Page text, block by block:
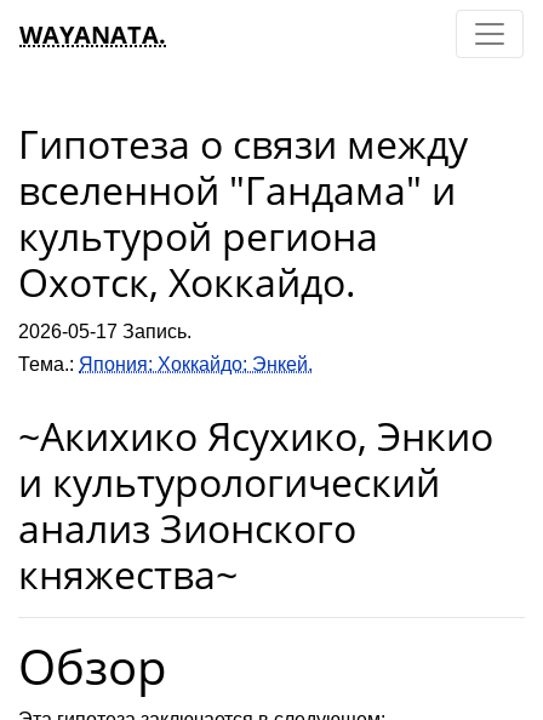
WAYANATA.
Гипотеза о связи между
вселенной "Гандама" и
культурой региона
Охотск, Хоккайдо.
2026-05-17 Запись.
Тема.: Япония: Хоккайдо: Энкей.
~Акихико Ясухико, Энкио
и культурологический
анализ Зионского
княжества~
Обзор